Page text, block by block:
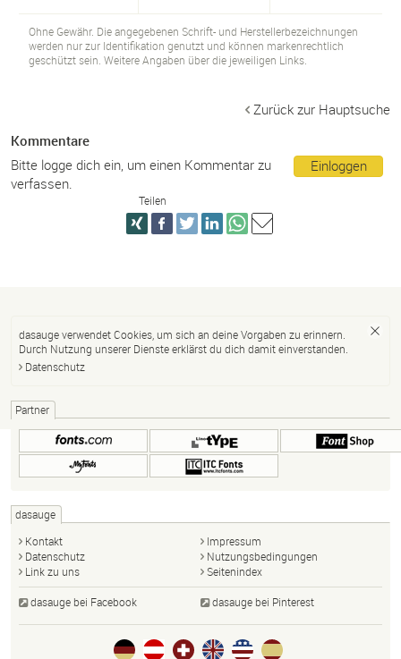
Ohne Gewähr. Die angegebenen Schrift- und Herstellerbezeichnungen
werden nur zur Identifikation genutzt und können markenrechtlich
geschützt sein. Weitere Angaben über die jeweiligen Links.
Zurück zur Hauptsuche
Kommentare
Einloggen
Bitte logge dich ein, um einen Kommentar zu
verfassen.
Teilen
dasauge verwendet Cookies, um sich an deine Vorgaben zu erinnern.
Durch Nutzung unserer Dienste erklärst du dich damit einverstanden.
Datenschutz
Partner
dasauge
Kontakt
Impressum
Datenschutz
Nutzungsbedingungen
Link zu uns
Seitenindex
dasauge bei Facebook dasauge bei Pinterest